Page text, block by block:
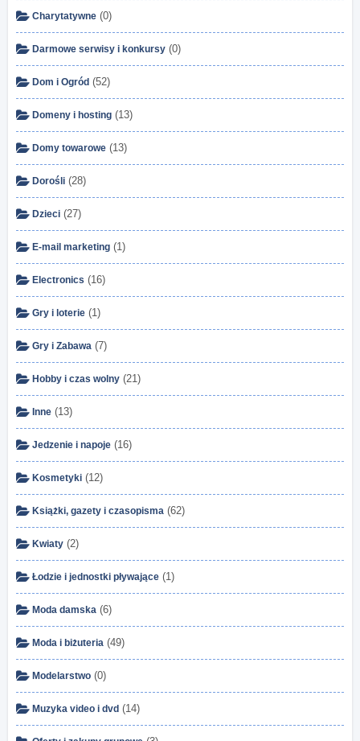
Charytatywne (0)
Darmowe serwisy i konkursy (0)
Dom i Ogród (52)
Domeny i hosting (13)
Domy towarowe (13)
Dorośli (28)
Dzieci (27)
E-mail marketing (1)
Electronics (16)
Gry i loterie (1)
Gry i Zabawa (7)
Hobby i czas wolny (21)
Inne (13)
Jedzenie i napoje (16)
Kosmetyki (12)
Książki, gazety i czasopisma (62)
Kwiaty (2)
Łodzie i jednostki pływające (1)
Moda damska (6)
Moda i biżuteria (49)
Modelarstwo (0)
Muzyka video i dvd (14)